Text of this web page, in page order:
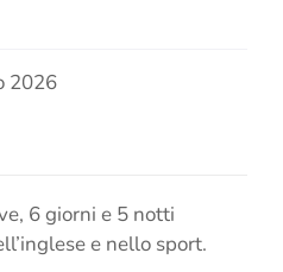
2026
6 giorni e 5 notti
e nello sport.